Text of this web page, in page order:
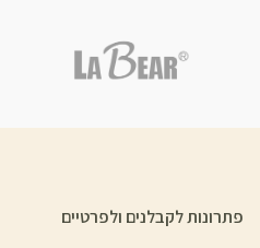
פתרונות לקבלנים ולפרטיים